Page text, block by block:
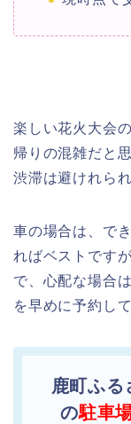
楽しい花火大会
帰りの混雑だと
渋滞は避けれら
車の場合は、で
ればベストです
で、心配な場合
を早めに予約し
鹿町ふる
の駐車